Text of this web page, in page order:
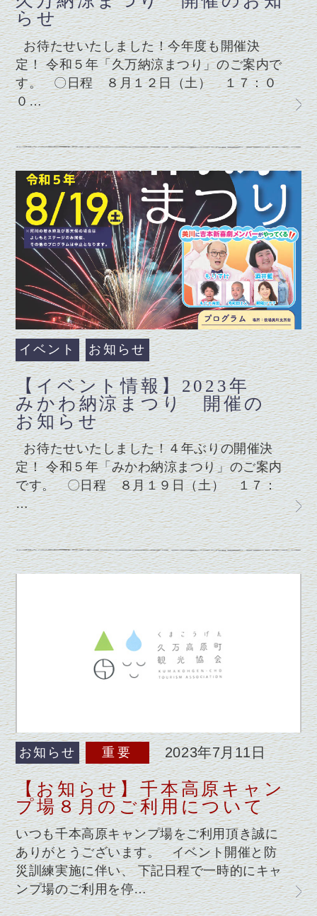
らせ
お待たせいたしました！今年度も開催決
定！ 令和５年「久万納涼まつり」のご案内で
す。 〇日程 ８月１２日（土） １７：０
０…
イベント お知らせ
【イベント情報】2023年
みかわ納涼まつり 開催の
お知らせ
お待たせいたしました！４年ぶりの開催決
定！ 令和５年「みかわ納涼まつり」のご案内
です。 〇日程 ８月１９日（土） １７：
…
お知らせ 重要 2023年7月11日
【お知らせ】千本高原キャン
プ場８月のご利用について
いつも千本高原キャンプ場をご利用頂き誠に
ありがとうございます。 イベント開催と防
災訓練実施に伴い、 下記日程で一時的にキャ
ンプ場のご利用を停…